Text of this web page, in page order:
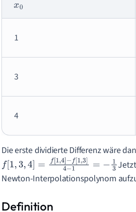
x0
1
3
4
Die erste dividierte Differenz wäre
f[1,3, 4]=f[ 1,4] −f[1,3]4−1=− 13
Newton-Interpolationspolynom